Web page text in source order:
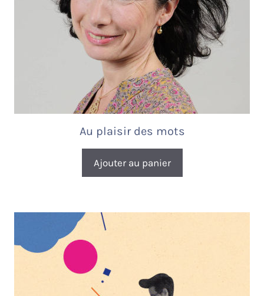
Au plaisir des mots
Ajouter au panier